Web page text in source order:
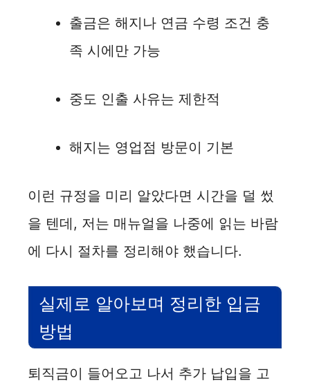
출금은 해지나 연금 수령 조건 충
족 시에만 가능
중도 인출 사유는 제한적
해지는 영업점 방문이 기본
이런 규정을 미리 알았다면 시간을 덜 썼
을 텐데, 저는 매뉴얼을 나중에 읽는 바람
에 다시 절차를 정리해야 했습니다.
실제로 알아보며 정리한 입금
방법
퇴직금이 들어오고 나서 추가 납입을 고